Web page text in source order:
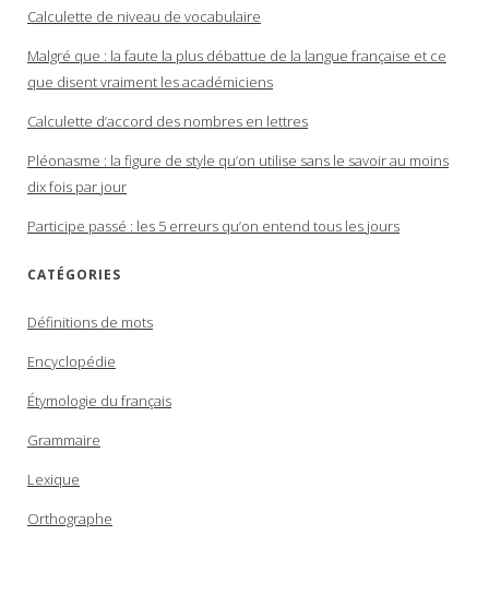
Calculette de niveau de vocabulaire
Malgré que : la faute la plus débattue de la langue française et ce
que disent vraiment les académiciens
Calculette d’accord des nombres en lettres
Pléonasme : la figure de style qu’on utilise sans le savoir au moins
dix fois par jour
Participe passé : les 5 erreurs qu’on entend tous les jours
CATÉGORIES
Définitions de mots
Encyclopédie
Étymologie du français
Grammaire
Lexique
Orthographe